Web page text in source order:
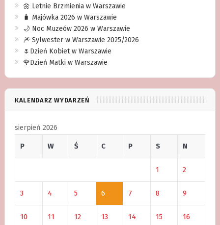
🌼 Letnie Brzmienia w Warszawie
🧳 Majówka 2026 w Warszawie
🌙 Noc Muzeów 2026 w Warszawie
🎆 Sylwester w Warszawie 2025/2026
🌷Dzień Kobiet w Warszawie
🌹Dzień Matki w Warszawie
KALENDARZ WYDARZEŃ
sierpień 2026
P W Ś C P S N
1 2
3 4 5 6 7 8 9
10 11 12 13 14 15 16